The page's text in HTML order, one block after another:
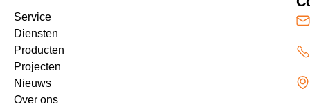
Service
Diensten
Producten
Projecten
Nieuws
Over ons